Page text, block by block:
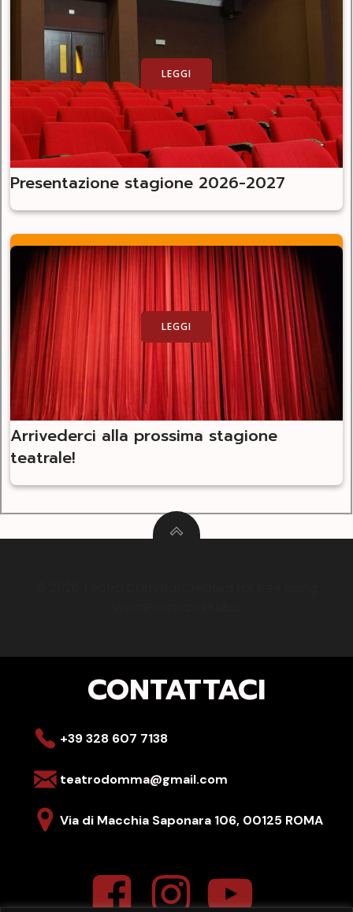
LEGGI
Presentazione stagione 2026-2027
LEGGI
Arrivederci alla prossima stagione
teatrale!
CONTATTACI
+39 328 607 7138
teatrodomma@gmail.com
Via di Macchia Saponara 106, 00125 ROMA